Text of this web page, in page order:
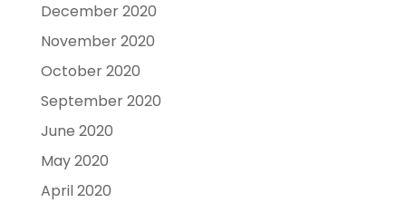
December 2020
November 2020
October 2020
September 2020
June 2020
May 2020
April 2020